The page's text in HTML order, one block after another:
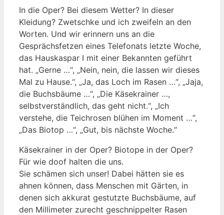
In die Oper? Bei diesem Wetter? In dieser
Kleidung? Zwetschke und ich zweifeln an den
Worten. Und wir erinnern uns an die
Gesprächsfetzen eines Telefonats letzte Woche,
das Hauskaspar I mit einer Bekannten geführt
hat. „Gerne …“, „Nein, nein, die lassen wir dieses
Mal zu Hause.“, „Ja, das Loch im Rasen …“, „Jaja,
die Buchsbäume …“, „Die Käsekrainer …,
selbstverständlich, das geht nicht.“, „Ich
verstehe, die Teichrosen blühen im Moment …“,
„Das Biotop …“, „Gut, bis nächste Woche.“
Käsekrainer in der Oper? Biotope in der Oper?
Für wie doof halten die uns.
Sie schämen sich unser! Dabei hätten sie es
ahnen können, dass Menschen mit Gärten, in
denen sich akkurat gestutzte Buchsbäume, auf
den Millimeter zurecht geschnippelter Rasen